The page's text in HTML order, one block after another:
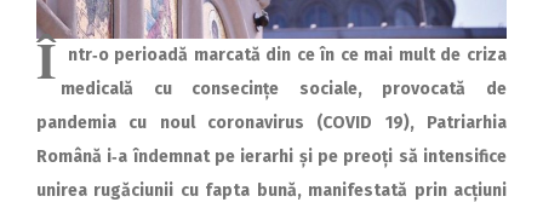
2010
Î
ntr‑o perioadă marcată din ce în ce mai mult de criza
medicală cu consecințe sociale, provocată de
pandemia cu noul coronavirus (COVID 19), Patriarhia
Română i‑a îndemnat pe ierarhi și pe preoți să intensifice
unirea rugăciunii cu fapta bună, manifestată prin acțiuni